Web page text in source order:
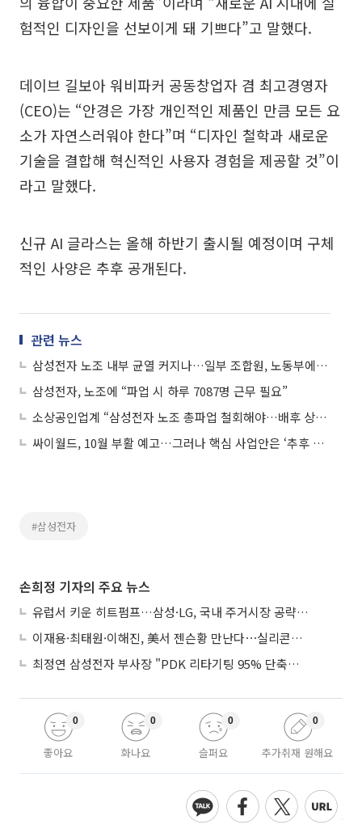
험적인 디자인을 선보이게 돼 기쁘다”고 말했다.
데이브 길보아 워비파커 공동창업자 겸 최고경영자
(CEO)는 “안경은 가장 개인적인 제품인 만큼 모든 요
소가 자연스러워야 한다”며 “디자인 철학과 새로운
기술을 결합해 혁신적인 사용자 경험을 제공할 것”이
라고 말했다.
신규 AI 글라스는 올해 하반기 출시될 예정이며 구체
적인 사양은 추후 공개된다.
관련 뉴스
삼성전자 노조 내부 균열 커지나…일부 조합원, 노동부에 “절차 위반” 진정
삼성전자, 노조에 “파업 시 하루 7087명 근무 필요”
소상공인업계 “삼성전자 노조 총파업 철회해야…배후 상권 직격탄 우려”
싸이월드, 10월 부활 예고…그러나 핵심 사업안은 ‘추후 공개’
#삼성전자
손희정 기자의 주요 뉴스
유럽서 키운 히트펌프…삼성·LG, 국내 주거시장 공략 ‘속도’
이재용·최태원·이해진, 美서 젠슨황 만난다⋯실리콘밸리 집결하는 AI리더
최정연 삼성전자 부사장 "PDK 리타기팅 95% 단축…에이전트 AI 시범 활용"
좋아요
0
화나요
0
슬퍼요
0
추가취재 원해요
0